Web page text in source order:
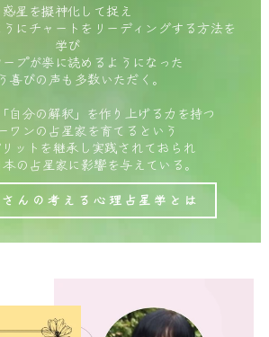
惑星を擬神化して捉え
にチャートをリーディングする方法を
学び
プが楽に読めるようになった
喜びの声も多数いただく。
自分の解釈」を作り上げる力を持つ
ワンの占星家を育てるという
リットを継承し実践されておられ
の占星家に影響を与えている。
んの考える心理占星学とは